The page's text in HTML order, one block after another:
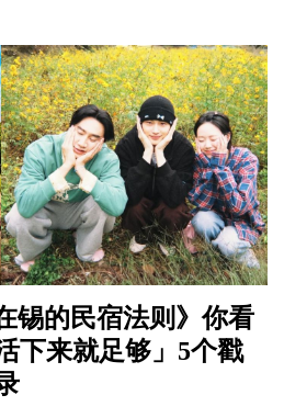
锡的民宿法则》你看
下来就足够」5个戳